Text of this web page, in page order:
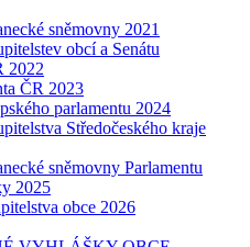
sněmovny 2021
obcí a Senátu
2022
ČR 2023
parlamentu 2024
Středočeského kraje
sněmovny Parlamentu
2025
obce 2026